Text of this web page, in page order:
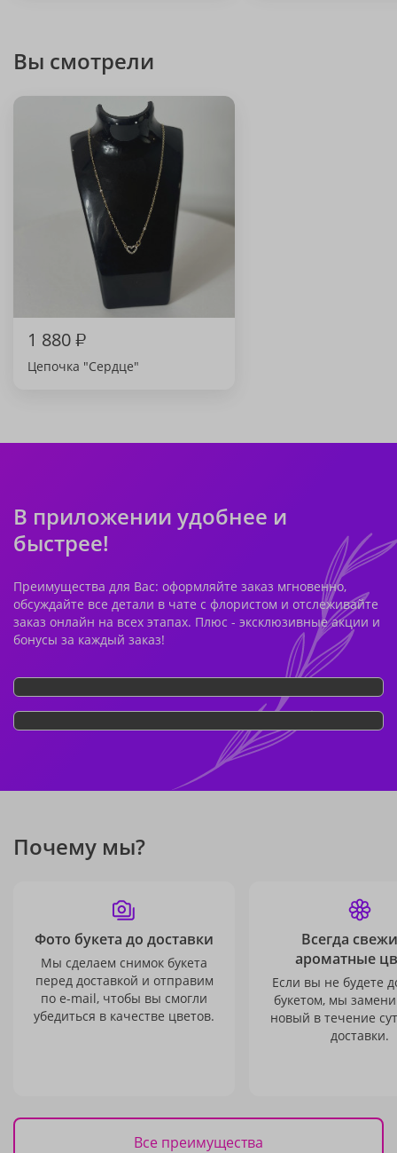
Вы смотрели
1 880₽
Цепочка "Сердце"
В приложении удобнее и
быстрее!
Преимущества для Вас: оформляйте заказ мгновенно,
обсуждайте все детали в чате с флористом и отслеживайте
заказ онлайн на всех этапах. Плюс - эксклюзивные акции и
бонусы за каждый заказ!
Почему мы?
Фото букета до доставки
Мы сделаем снимок букета
перед доставкой и отправим
по e-mail, чтобы вы смогли
убедиться в качестве цветов.
Всегда
ароматные
Если вы не будете
букетом, мы
новый в течение
доставки.
Все преимущества